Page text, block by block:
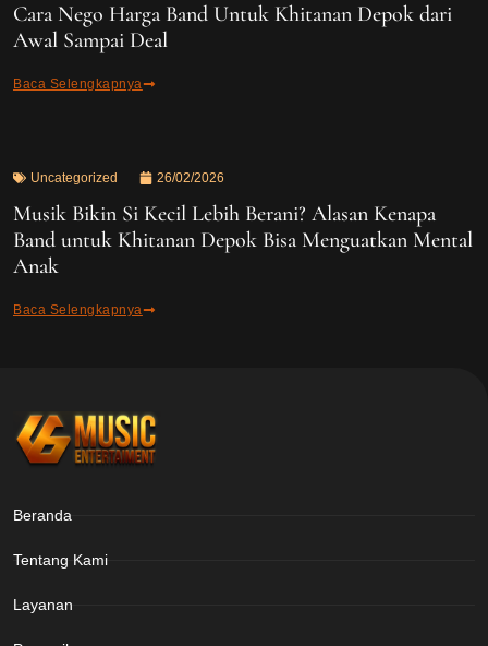
Cara Nego Harga Band Untuk Khitanan Depok dari
Awal Sampai Deal
Baca Selengkapnya
Uncategorized 26/02/2026
Musik Bikin Si Kecil Lebih Berani? Alasan Kenapa
Band untuk Khitanan Depok Bisa Menguatkan Mental
Anak
Baca Selengkapnya
Beranda
Tentang Kami
Layanan